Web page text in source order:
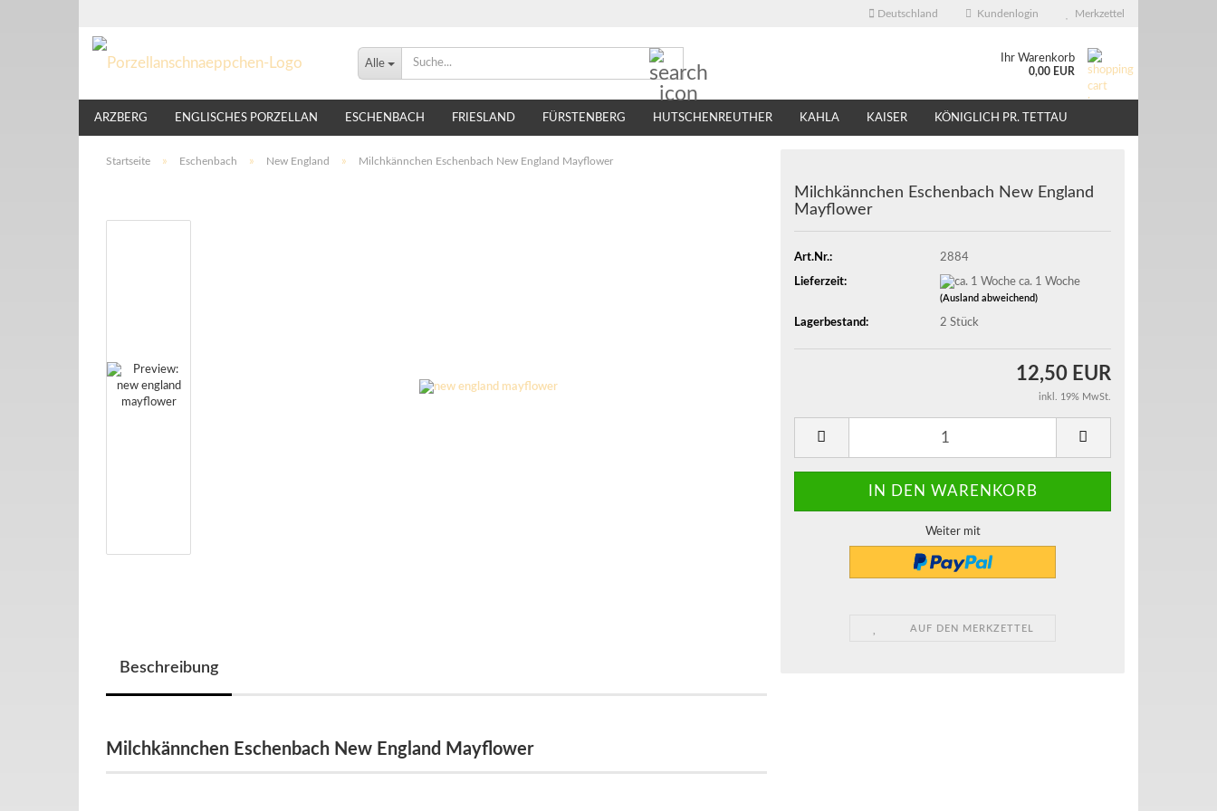
Deutschland Kundenlogin Merkzettel
Alle Ihr Warenkorb
0,00 EUR
ARZBERG ENGLISCHES PORZELLAN ESCHENBACH FRIESLAND FÜRSTENBERG HUTSCHENREUTHER KAHLA KAISER KÖNIGLICH PR. TETTAU
LINDNER NIKKO THOMAS TIRSCHENREUTH VILLEROY & BOCH
Startseite » Eschenbach » New England » Milchkännchen Eschenbach New England Mayflower
Milchkännchen Eschenbach New England
Mayflower
Art.Nr.: 2884
Lieferzeit: ca. 1 Woche
(Ausland abweichend)
Lagerbestand: 2 Stück
12,50 EUR
inkl. 19% MwSt.
Weiter mit
AUF DEN MERKZETTEL
Beschreibung
Milchkännchen Eschenbach New England Mayflower